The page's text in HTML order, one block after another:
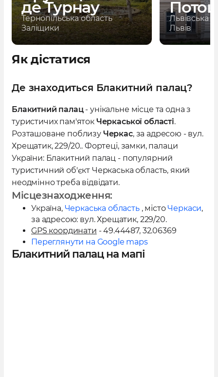
є характерними деталями готичної
архітектури палацу.
де Турнау
Тернопільська область
Заліщики
Львівська
Львів
Як дістатися
Де знаходиться Блакитний палац?
Блакитний палац- унікальне місце та одна з
туристичих пам'яток Черкаської області.
Розташоване поблизу Черкас, за адресою - вул.
Хрещатик, 229/20.. Фортеці, замки, палаци
України: Блакитний палац - популярний
туристичний об'єкт Черкаська область, який
неодмінно треба відвідати.
Місцезнаходження:
Україна, Черкаська область, місто Черкаси,
за адресою: вул. Хрещатик, 229/20.
GPS координати - 49.44487, 32.06369
Переглянути на Google maps
Блакитний палац на мапі